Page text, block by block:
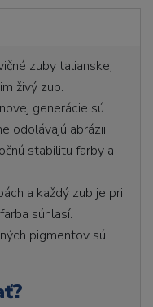
zuby talianskej
živý zub.
generácie sú
odolávajú abrázii.
stabilitu farby a
a každý zub je pri
súhlasí.
pigmentov sú